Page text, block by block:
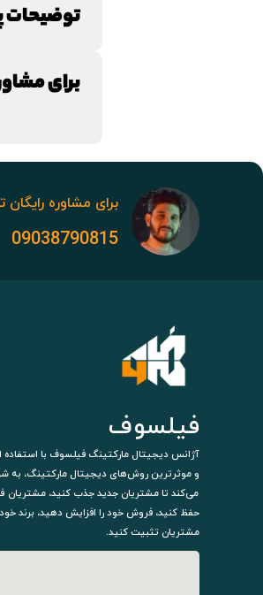
توضیحات
برای
برای مشاوره
09038790815
فیلسوف
آژانس دیجیتال مارکتینگ فیلسوف با استفاده
و موثرترین روش‌های دیجیتال مارکتینگ، به
می‌کند تا مشتریان جدید جذب کنید، مشتریان
حفظ کنید، فروش خود را افزایش دهید، برند
مشتریان تثبیت کنید.